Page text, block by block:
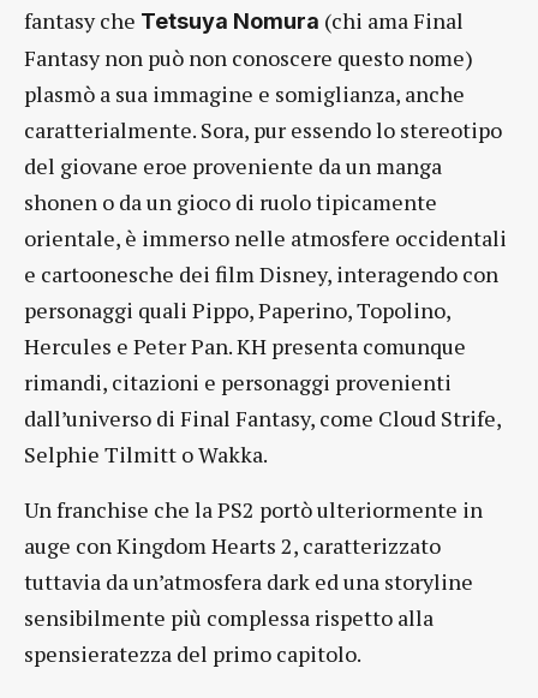
fantasy che Tetsuya Nomura (chi ama Final
Fantasy non può non conoscere questo nome)
plasmò a sua immagine e somiglianza, anche
caratterialmente. Sora, pur essendo lo stereotipo
del giovane eroe proveniente da un manga
shonen o da un gioco di ruolo tipicamente
orientale, è immerso nelle atmosfere occidentali
e cartoonesche dei film Disney, interagendo con
personaggi quali Pippo, Paperino, Topolino,
Hercules e Peter Pan. KH presenta comunque
rimandi, citazioni e personaggi provenienti
dall’universo di Final Fantasy, come Cloud Strife,
Selphie Tilmitt o Wakka.
Un franchise che la PS2 portò ulteriormente in
auge con Kingdom Hearts 2, caratterizzato
tuttavia da un’atmosfera dark ed una storyline
sensibilmente più complessa rispetto alla
spensieratezza del primo capitolo.